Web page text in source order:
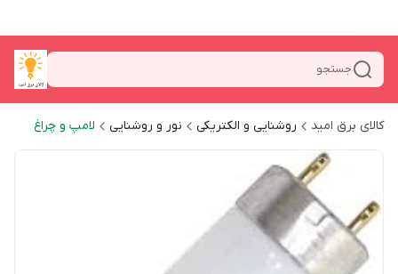
جستجو
کالای برق امید روشنایی و الکتریکی نور و روشنایی لامپ و چراغ